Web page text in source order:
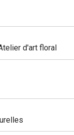
d'art floral